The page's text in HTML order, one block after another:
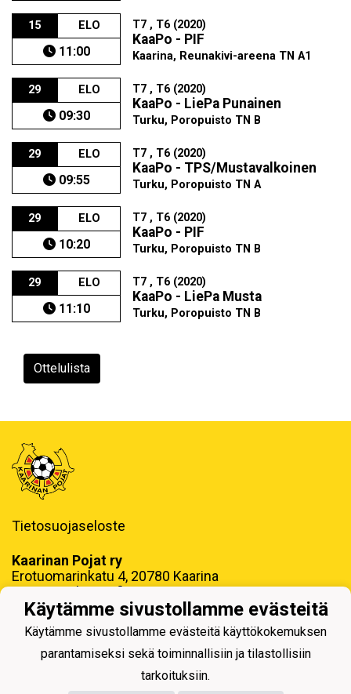
15 ELO
11:00
T7 , T6 (2020)
KaaPo - PIF
Kaarina, Reunakivi-areena TN A1
29 ELO
09:30
T7 , T6 (2020)
KaaPo - LiePa Punainen
Turku, Poropuisto TN B
29 ELO
09:55
T7 , T6 (2020)
KaaPo - TPS/Mustavalkoinen
Turku, Poropuisto TN A
29 ELO
10:20
T7 , T6 (2020)
KaaPo - PIF
Turku, Poropuisto TN B
29 ELO
11:10
T7 , T6 (2020)
KaaPo - LiePa Musta
Turku, Poropuisto TN B
Ottelulista
Tietosuojaseloste
Kaarinan Pojat ry
Erotuomarinkatu 4, 20780 Kaarina
toimisto@kaapo.fi
y-tunnus: 1006858-6
Käytämme sivustollamme evästeitä
Käytämme sivustollamme evästeitä käyttökokemuksen
parantamiseksi sekä toiminnallisiin ja tilastollisiin
tarkoituksiin.